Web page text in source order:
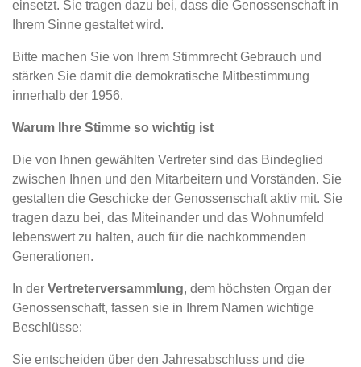
einsetzt. Sie tragen dazu bei, dass die Genossenschaft in
Ihrem Sinne gestaltet wird.
Bitte machen Sie von Ihrem Stimmrecht Gebrauch und
stärken Sie damit die demokratische Mitbestimmung
innerhalb der 1956.
Warum Ihre Stimme so wichtig ist
Die von Ihnen gewählten Vertreter sind das Bindeglied
zwischen Ihnen und den Mitarbeitern und Vorständen. Sie
gestalten die Geschicke der Genossenschaft aktiv mit. Sie
tragen dazu bei, das Miteinander und das Wohnumfeld
lebenswert zu halten, auch für die nachkommenden
Generationen.
In der Vertreterversammlung, dem höchsten Organ der
Genossenschaft, fassen sie in Ihrem Namen wichtige
Beschlüsse:
Sie entscheiden über den Jahresabschluss und die